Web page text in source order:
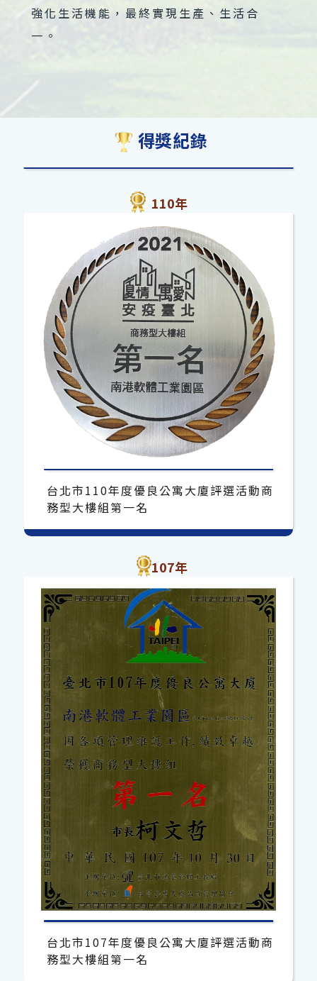
強化生活機能，最終實現生產、生活合
一。
得獎紀錄
110年
台北市110年度優良公寓大廈評選活動商
務型大樓組第一名
107年
台北市107年度優良公寓大廈評選活動商
務型大樓組第一名